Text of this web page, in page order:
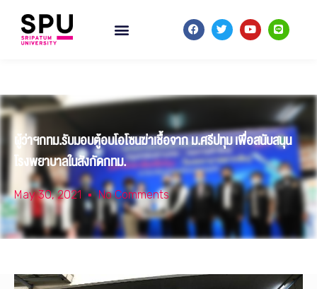
ผู้ว่าฯกทม.รับมอบตู้อบโอโซนฆ่าเชื้อจาก ม.ศรีปทุม เพื่อสนับสนุน
โรงพยาบาลในสังกัดกทม.
May 30, 2021 No Comments